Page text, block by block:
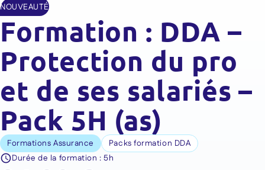
NOUVEAUTÉ
Formation : DDA –
Protection du pro
et de ses salariés –
Pack 5H (as)
Formations Assurance
Packs formation DDA
Durée de la formation :5h